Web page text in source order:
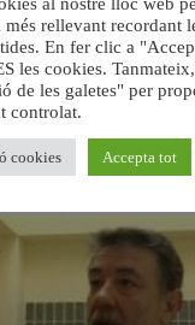
Cuéllar de Segòvia amb
es mantenen una
El Nítida Alzira